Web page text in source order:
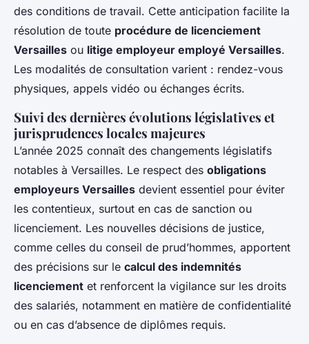
des conditions de travail. Cette anticipation facilite la
résolution de toute procédure de licenciement
Versailles ou litige employeur employé Versailles.
Les modalités de consultation varient : rendez-vous
physiques, appels vidéo ou échanges écrits.
Suivi des dernières évolutions législatives et
jurisprudences locales majeures
L’année 2025 connaît des changements législatifs
notables à Versailles. Le respect des obligations
employeurs Versailles devient essentiel pour éviter
les contentieux, surtout en cas de sanction ou
licenciement. Les nouvelles décisions de justice,
comme celles du conseil de prud’hommes, apportent
des précisions sur le calcul des indemnités
licenciement et renforcent la vigilance sur les droits
des salariés, notamment en matière de confidentialité
ou en cas d’absence de diplômes requis.